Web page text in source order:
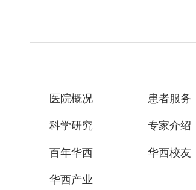
医院概况 患者服务
科学研究 专家介绍
百年华西 华西校友
华西产业